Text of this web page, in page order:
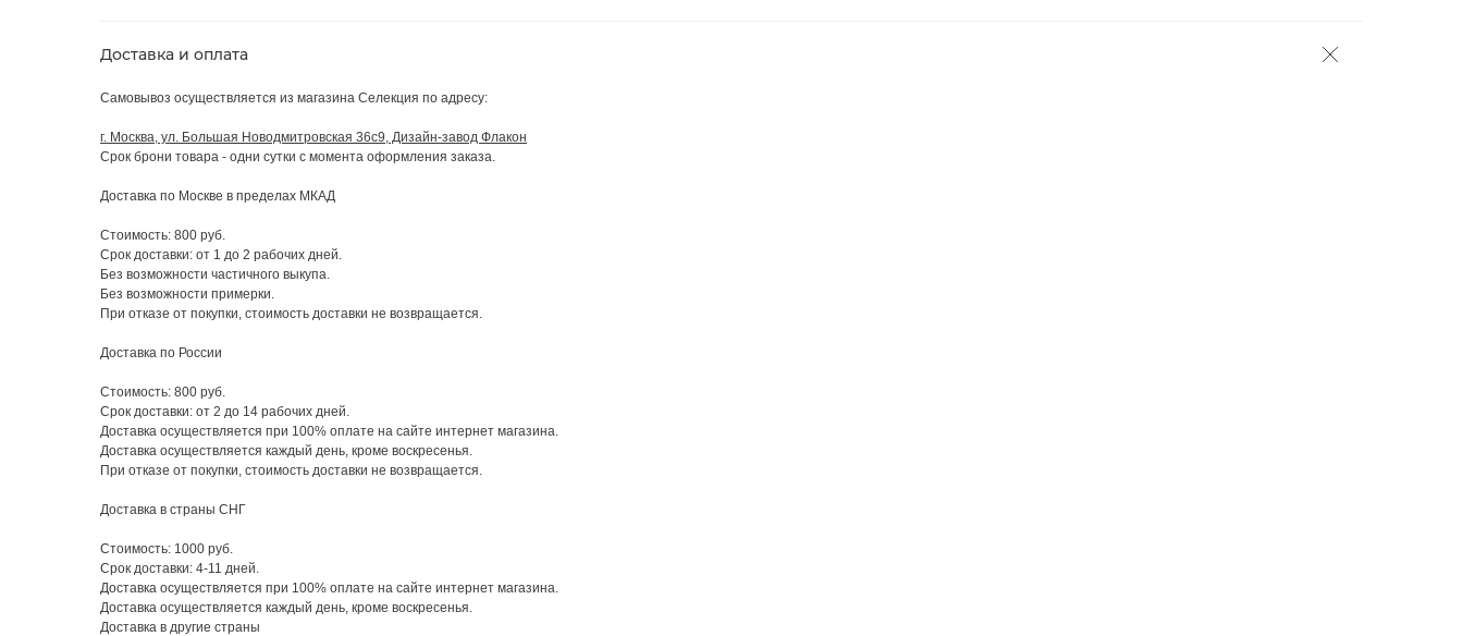
Доставка и оплата
Самовывоз осуществляется из магазина Селекция по адресу:
г. Москва, ул. Большая Новодмитровская 36с9, Дизайн-завод Флакон
Срок брони товара - одни сутки с момента оформления заказа.
Доставка по Москве в пределах МКАД
Стоимость: 800 руб.
Срок доставки: от 1 до 2 рабочих дней.
Без возможности частичного выкупа.
Без возможности примерки.
При отказе от покупки, стоимость доставки не возвращается.
Доставка по России
Стоимость: 800 руб.
Срок доставки: от 2 до 14 рабочих дней.
Доставка осуществляется при 100% оплате на сайте интернет магазина.
Доставка осуществляется каждый день, кроме воскресенья.
При отказе от покупки, стоимость доставки не возвращается.
Доставка в страны СНГ
Стоимость: 1000 руб.
Срок доставки: 4-11 дней.
Доставка осуществляется при 100% оплате на сайте интернет магазина.
Доставка осуществляется каждый день, кроме воскресенья.
Доставка в другие страны